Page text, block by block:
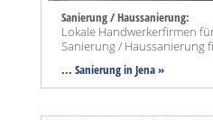
Sanierung / Haussanierung:
Lokale Handwerkerfirmen
Sanierung / Haussanierung
... Sanierung in Jena »